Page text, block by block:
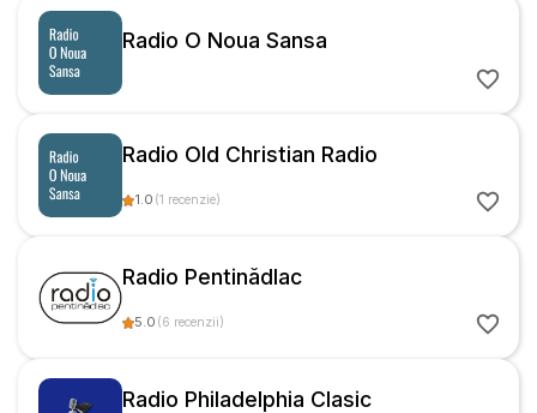
Radio O Noua Sansa
Radio Old Christian Radio
1.0 (1 recenzie)
Radio Pentinădlac
5.0 (6 recenzii)
Radio Philadelphia Clasic